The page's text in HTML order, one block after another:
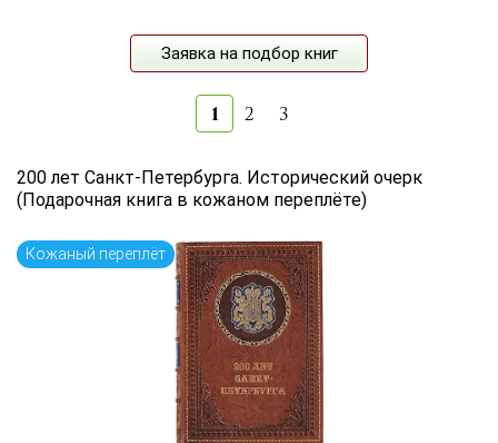
Заявка на подбор книг
1 2 3
200 лет Санкт-Петербурга. Исторический очерк
(Подарочная книга в кожаном переплёте)
Кожаный переплёт